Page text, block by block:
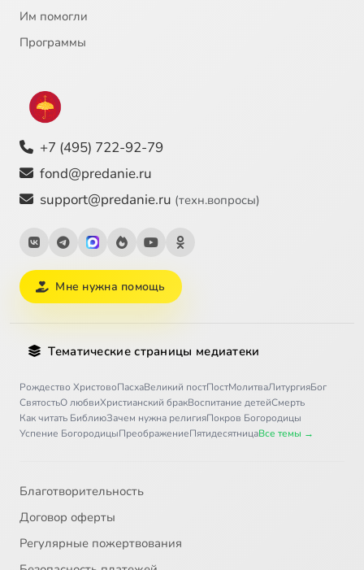
Им помогли
Программы
+7 (495) 722-92-79
fond@predanie.ru
support@predanie.ru (техн.вопросы)
Мне нужна помощь
Тематические страницы медиатеки
Рождество ХристовоПасхаВеликий постПостМолитваЛитургияБог
СвятостьО любвиХристианский бракВоспитание детейСмерть
Как читать БиблиюЗачем нужна религияПокров Богородицы
Успение БогородицыПреображениеПятидесятницаВсе темы →
Благотворительность
Договор оферты
Регулярные пожертвования